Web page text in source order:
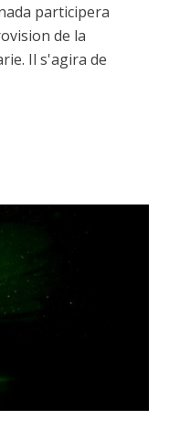
participera
de la
Il s'agira de